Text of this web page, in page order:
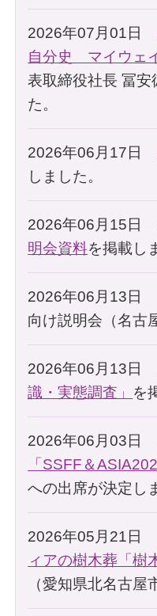
2026年07月01日
自分史 マイウェ
表取締役社長 冨安
た。
2026年06月17日
しました。
2026年06月15日
明会資料を掲載し
2026年06月13日
向け説明会（名古
2026年06月13日
識・実態調査」 を
2026年06月03日
「SSFF＆
への出席が決定し
2026年05月21日
ィアの樹木葬「樹
（愛知県北名古屋